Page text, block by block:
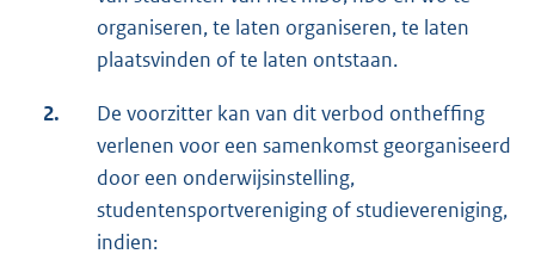
organiseren, te laten organiseren, te laten
plaatsvinden of te laten ontstaan.
2.
De voorzitter kan van dit verbod ontheffing
verlenen voor een samenkomst georganiseerd
door een onderwijsinstelling,
studentensportvereniging of studievereniging,
indien: